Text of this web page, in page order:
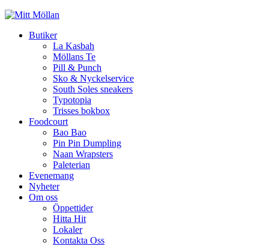
Butiker
La Kasbah
Möllans Te
Pill & Punch
Sko & Nyckelservice
South Soles sneakers
Typotopia
Trisses bokbox
Foodcourt
Bao Bao
Pin Pin Dumpling
Naan Wrapsters
Paleterian
Evenemang
Nyheter
Om oss
Öppettider
Hitta Hit
Lokaler
Kontakta Oss